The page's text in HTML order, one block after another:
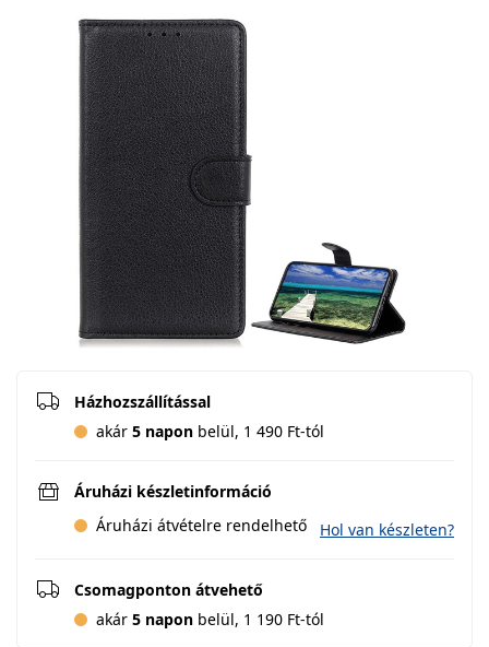
Házhozszállítással
akár 5 napon belül, 1 490 Ft-tól
Áruházi készletinformáció
Áruházi átvételre rendelhető
Hol van készleten?
Csomagponton átvehető
akár 5 napon belül, 1 190 Ft-tól